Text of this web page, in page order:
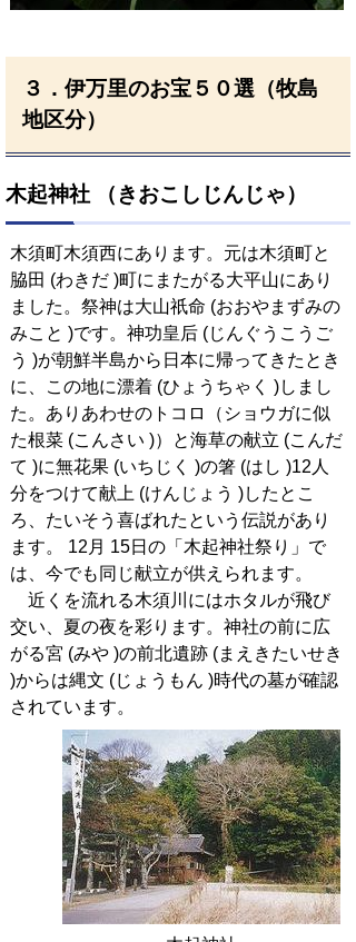
３．伊万里のお宝５０選（牧島
地区分）
木起神社 （きおこしじんじゃ）
木須町木須西にあります。元は木須町と
脇田 (わきだ )町にまたがる大平山にあり
ました。祭神は大山祇命 (おおやまずみの
みこと )です。神功皇后 (じんぐうこうご
う )が朝鮮半島から日本に帰ってきたとき
に、この地に漂着 (ひょうちゃく )しまし
た。ありあわせのトコロ（ショウガに似
た根菜 (こんさい )）と海草の献立 (こんだ
て )に無花果 (いちじく )の箸 (はし )12人
分をつけて献上 (けんじょう )したとこ
ろ、たいそう喜ばれたという伝説があり
ます。 12月 15日の「木起神社祭り」で
は、今でも同じ献立が供えられます。
近くを流れる木須川にはホタルが飛び
交い、夏の夜を彩ります。神社の前に広
がる宮 (みや )の前北遺跡 (まえきたいせき
)からは縄文 (じょうもん )時代の墓が確認
されています。